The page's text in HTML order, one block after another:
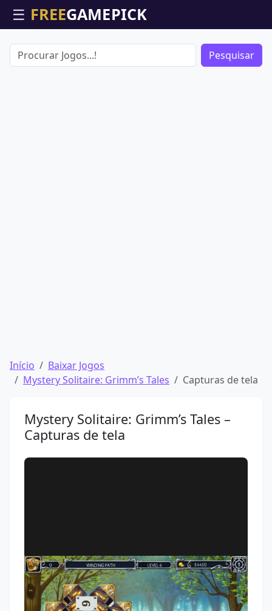
☰
Pesquisar
Início
Baixar Jogos
Mystery Solitaire: Grimm’s Tales
Capturas de tela
Mystery Solitaire: Grimm’s Tales –
Capturas de tela